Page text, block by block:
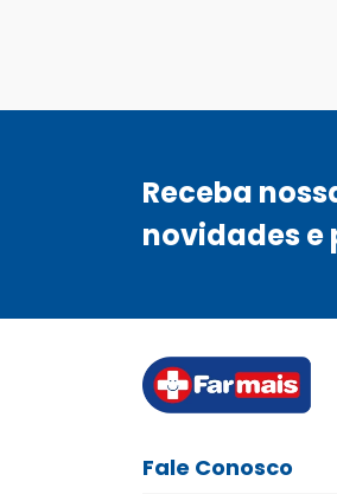
Receba
novidades e
Fale Conosco